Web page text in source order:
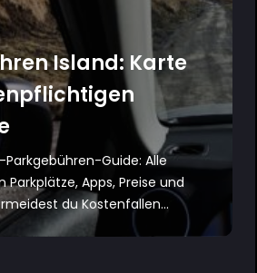
Island: Karte
Guide: Alle
Apps, Preise und
du Kostenfallen...